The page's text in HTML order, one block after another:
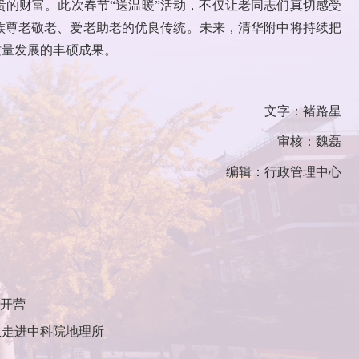
财富。此次春节“送温暖”活动，不仅让老同志们真切感受
老敬老、爱老助老的优良传统。未来，清华附中将持续把
发展的丰硕成果。
文字：褚路星
审核：魏磊
编辑：行政管理中心
营
进中科院地理所